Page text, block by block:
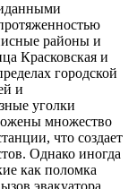
районы и
Красковская и
городской
и
уголки
множество
что создает
Однако иногда
как поломка
эвакуатора